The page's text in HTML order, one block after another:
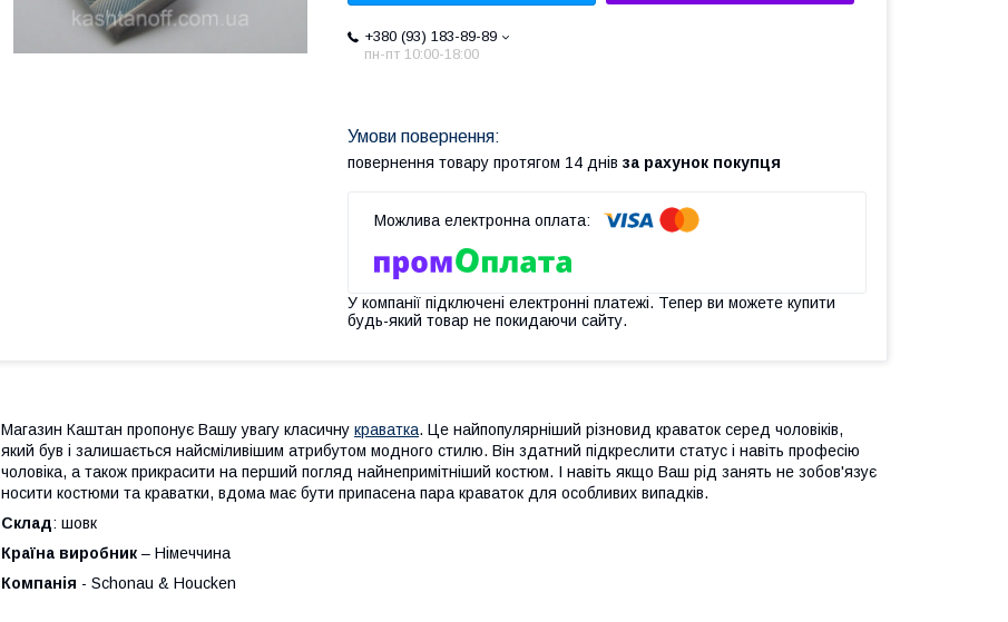
+380 (93) 183-89-89
пн-пт 10:00-18:00
повернення товару протягом 14 днів за рахунок покупця
У компанії підключені електронні платежі. Тепер ви можете купити
будь-який товар не покидаючи сайту.
Магазин Каштан пропонує Вашу увагу класичну краватка. Це найпопулярніший різновид краваток серед чоловіків,
який був і залишається найсміливішим атрибутом модного стилю. Він здатний підкреслити статус і навіть професію
чоловіка, а також прикрасити на перший погляд найнепримітніший костюм. І навіть якщо Ваш рід занять не зобов'язує
носити костюми та краватки, вдома має бути припасена пара краваток для особливих випадків.
Склад: шовк
Країна виробник – Німеччина
Компанія - Schonau & Houcken